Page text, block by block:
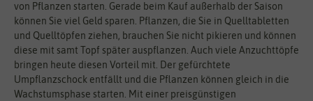
von Pflanzen starten. Gerade beim Kauf außerhalb der Saison
können Sie viel Geld sparen. Pflanzen, die Sie in Quelltabletten
und Quelltöpfen ziehen, brauchen Sie nicht pikieren und können
diese mit samt Topf später auspflanzen. Auch viele Anzuchttöpfe
bringen heute diesen Vorteil mit. Der gefürchtete
Umpflanzschock entfällt und die Pflanzen können gleich in die
Wachstumsphase starten. Mit einer preisgünstigen